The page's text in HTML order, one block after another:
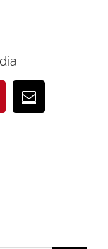
E-
mail